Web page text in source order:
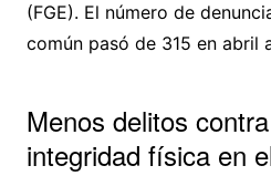
(FGE). El número de
común pasó de 315 en abril
Menos delitos
integridad física en